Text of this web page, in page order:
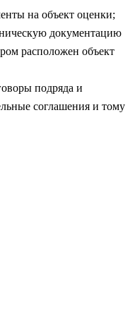
на объект оценки;
документацию
расположен объект
подряда и
соглашения и тому